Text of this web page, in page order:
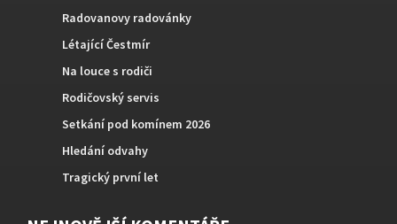
Radovanovy radovánky
Létající Čestmír
Na louce s rodiči
Rodičovský servis
Setkání pod komínem 2026
Hledání odvahy
Tragický první let